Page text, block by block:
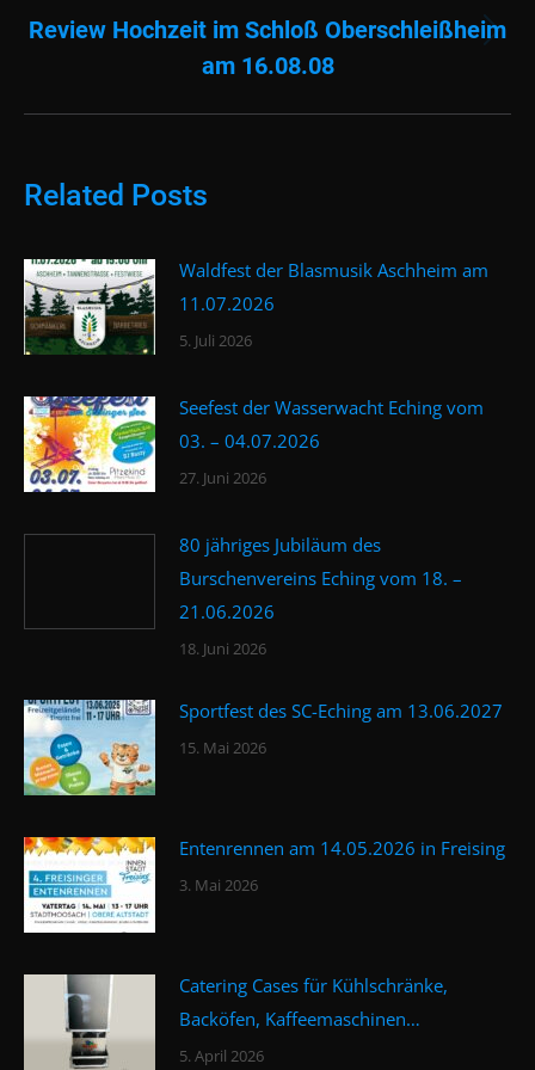
Nächster
Beitrag:
Review Hochzeit im Schloß Oberschleißheim
am 16.08.08
Related Posts
Waldfest der Blasmusik Aschheim am
11.07.2026
5. Juli 2026
Seefest der Wasserwacht Eching vom
03. – 04.07.2026
27. Juni 2026
80 jähriges Jubiläum des
Burschenvereins Eching vom 18. –
21.06.2026
18. Juni 2026
Sportfest des SC-Eching am 13.06.2027
15. Mai 2026
Entenrennen am 14.05.2026 in Freising
3. Mai 2026
Catering Cases für Kühlschränke,
Backöfen, Kaffeemaschinen…
5. April 2026